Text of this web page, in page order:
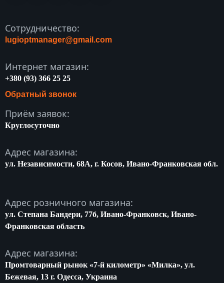
Сотрудничество:
lugioptmanager@gmail.com
Интернет магазин:
+380 (93) 366 25 25
Обратный звонок
Приём заявок:
Круглосуточно
Адрес магазина:
ул. Независимости, 68A, г. Косов, Ивано-Франковская обл.
Адрес розничного магазина:
ул. Степана Бандери, 77б, Ивано-Франковск, Ивано-
Франковская область
Адрес магазина:
Промтоварный рынок «7-й километр» «Милка», ул.
Бежевая, 13 г. Одесса, Украина